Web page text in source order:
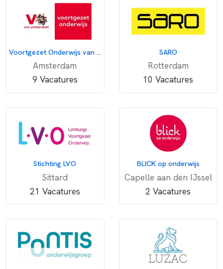
Voortgezet Onderwijs van Amsterdam
Amsterdam
9 Vacatures
SARO
Rotterdam
10 Vacatures
Stichting LVO
Sittard
21 Vacatures
BLICK op onderwijs
Capelle aan den IJssel
2 Vacatures